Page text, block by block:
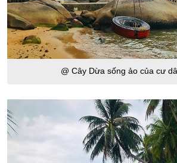
@ Cây Dừa sống ảo của cư